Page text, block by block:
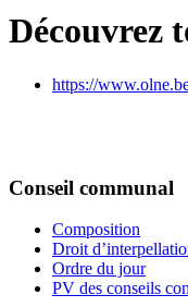
Découvrez
https://
Conseil communal
Composition
Droit
Ordre du jour
PV des conseils